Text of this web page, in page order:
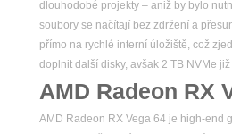
dlouhodobé projekty – aniž by bylo
soubory se načítají bez zdržení a
přímo na rychlé interní úložiště, což
doplnit další disky, avšak 2 TB NVMe
AMD Radeon RX
AMD Radeon RX Vega 64 je high-end